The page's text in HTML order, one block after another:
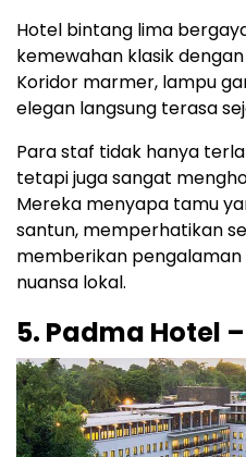
Hotel bintang lima
kemewahan klasik
Koridor marmer, lampu
elegan langsung terasa
Para staf tidak hanya
tetapi juga sangat
Mereka menyapa tamu
santun, memperhatikan
memberikan
nuansa lokal.
5. Padma Hotel